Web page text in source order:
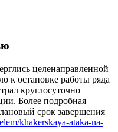
целенаправленной
к остановке работы ряда
круглосуточно
Более подробная
срок завершения
khakerskaya-ataka-na-